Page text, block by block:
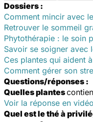
Dossiers :
Comment mincir avec
Retrouver le sommeil
Phytothérapie : le soin
Savoir se soigner avec
Ces plantes qui aident
Comment gérer son
Questions/réponses :
Quelles plantes
Voir la réponse en vidéo
Quel est le thé à